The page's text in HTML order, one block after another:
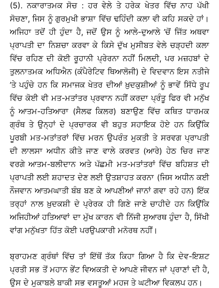
(5). ਨਕਾਰਾਤਮਕ ਸੋਚ : ਹਰ ਵੇਲੇ ਤੇ ਹਰੇਕ ਖੇਤਰ ਵਿੱਚ ਨਾਹ ਪੱਖੀ
ਸੋਚਣਾ, ਜਿਸ ਨੂੰ ਗੁਰਮੁਖੀ ਭਾਸ਼ਾ ਵਿੱਚ ਢਹਿੰਦੀ ਕਲਾ ਵੀ ਕਹਿ ਸਕਦੇ ਹਾਂ।
ਅਜਿਹਾ ਤਦੋਂ ਹੀ ਹੁੰਦਾ ਹੈ, ਜਦੋਂ ਉਸ ਨੂੰ ਆਲੇ-ਦੁਆਲੇ ’ਚੋਂ ਜਿੱਤ ਅਥਵਾ
ਪ੍ਰਾਪਤੀ ਦਾ ਨਿਸ਼ਚਾ ਕਰਵਾ ਕੇ ਕਿਸੇ ਦੁੱਖ ਮੁਸੀਬਤ ਵੇਲੇ ਚੜ੍ਹਦੀ ਕਲਾ
ਵਿੱਚ ਰਹਿਣ ਦੀ ਕੋਈ ਰੂਹਾਨੀ ਪ੍ਰੇਰਨਾ ਨਹੀਂ ਮਿਲਦੀ, ਪਰ ਮਜ਼ਹਬਾਂ ਦੇ
ਤੁਲਨਾਤਮਕ ਅਧਿਐਨ (ਕੰਪੈਰੇਟਿਵ ਥਿਆਲੋਜੀ) ਦੇ ਵਿਦਵਾਨ ਇਸ ਨਤੀਜੇ
’ਤੇ ਪਹੁੰਚੇ ਹਨ ਕਿ ਸਮਾਜਕ ਖੇਤਰ ਦੀਆਂ ਖ਼ੁਦਕੁਸ਼ੀਆਂ ਨੂੰ ਭਾਵੇਂ ਸਿੱਧੇ ਰੂਪ
ਵਿੱਚ ਕੋਈ ਵੀ ਮਤ-ਮਤਾਂਤਰ ਪ੍ਰਵਾਨ ਨਹੀਂ ਕਰਦਾ ਪ੍ਰੰਤੂ ਫਿਰ ਵੀ ਮਨੁੱਖ
ਨੂੰ ਆਤਮ-ਹਤਿਆਰਾ (ਸੈਲਫ ਕਿਲਰ) ਬਣਾਉਣ ਵਿੱਚ ਕਥਿਤ ਧਾਰਮਕ
ਗ੍ਰੰਥ ਤੇ ਉਨ੍ਹਾਂ ਦੇ ਪ੍ਰਚਾਰਕ ਵੀ ਬਹੁਤ ਸਹਾਇਕ ਹੋਏ ਹਨ ਕਿਉਂਕਿ
ਪੂਰਬੀ ਮਤ-ਮਤਾਂਤਰਾਂ ਵਿੱਚ ਮਰਨ ਉਪਰੰਤ ਮੁਕਤੀ ਤੇ ਸਰਵਗ ਪ੍ਰਾਪਤੀ
ਦੀ ਲਾਲਸਾ ਅਧੀਨ ਕੀਤੇ ਜਾਣ ਵਾਲੇ ਕਰਵਤ (ਆਰੇ) ਹੇਠ ਚਿਰ ਜਾਣ
ਵਰਗੇ ਆਤਮ-ਬਲੀਦਾਨ ਅਤੇ ਪੱਛਮੀ ਮਤ-ਮਤਾਂਤਰਾਂ ਵਿੱਚ ਬਹਿਸ਼ਤ ਦੀ
ਪ੍ਰਾਪਤੀ ਲਈ ਸ਼ਹਾਦਤ ਦੇਣ ਲਈ ਉਤਸ਼ਾਹਤ ਕਰਨਾ (ਜਿਸ ਅਧੀਨ ਕਈ
ਨੌਜਵਾਨ ਆਤਮਘਾਤੀ ਬੰਬ ਬਣ ਕੇ ਆਪਣੀਆਂ ਜਾਨਾਂ ਗਵਾ ਰਹੇ ਹਨ) ਇੱਕ
ਤਰ੍ਹਾਂ ਨਾਲ ਖ਼ੁਦਕਸ਼ੀ ਦੇ ਪ੍ਰੇਰਕ ਹੀ ਗਿਣੇ ਜਾਣੇ ਚਾਹੀਦੇ ਹਨ ਕਿਉਂਕਿ
ਅਜਿਹੀਆਂ ਹਤਿਆਵਾਂ ਦਾ ਮੁੱਖ ਕਾਰਨ ਵੀ ਨਿੱਜੀ ਸੁਆਰਥ ਹੁੰਦਾ ਹੈ, ਸਿੱਖੀ
ਵਾਂਗ ਮਨੁੱਖਤਾ ਹਿੱਤ ਕੋਈ ਪਰਉਪਕਾਰੀ ਮਨੋਰਥ ਨਹੀਂ।
ਬ੍ਰਾਹਮਣ ਗ੍ਰੰਥਾਂ ਵਿੱਚ ਤਾਂ ਇੱਥੋਂ ਤੱਕ ਕਿਹਾ ਗਿਆ ਹੈ ਕਿ ਦੇਵ-ਇਸ਼ਟ
ਪ੍ਰਤੀ ਸਭ ਤੋਂ ਮਹਾਨ ਭੇਂਟ ਵਿਅਕਤੀ ਦੇ ਆਪਣੇ ਜੀਵਨ ਜਾਂ ਪ੍ਰਾਣਾਂ ਦੀ ਹੈ,
ਉਸ ਦੇ ਮੁਕਾਬਲੇ ਬਾਕੀ ਸਭ ਵਸਤੂਆਂ ਮਹਜ ਤੇ ਘਟੀਆ ਵਿਕਲਪ ਹਨ।